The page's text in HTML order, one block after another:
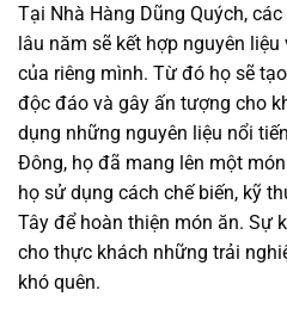
Tại Nhà Hàng Dũng Quých,
lâu năm sẽ kết hợp nguyên
của riêng mình. Từ đó họ sẽ
độc đáo và gây ấn tượng cho
dụng những nguyên liệu nổi
Đông, họ đã mang lên một
họ sử dụng cách chế biến, kỹ
Tây để hoàn thiện món ăn. Sự
cho thực khách những trải
khó quên.